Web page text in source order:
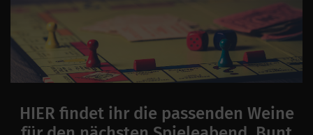
HIER findet ihr die passenden Weine